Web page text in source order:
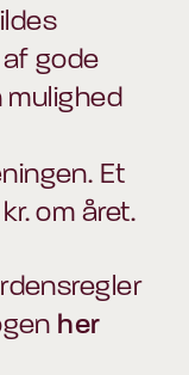
gode
Et
om året.
her